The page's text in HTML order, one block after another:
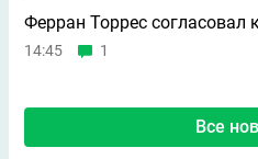
Ферран Торрес согласовал
14:45 1
Все